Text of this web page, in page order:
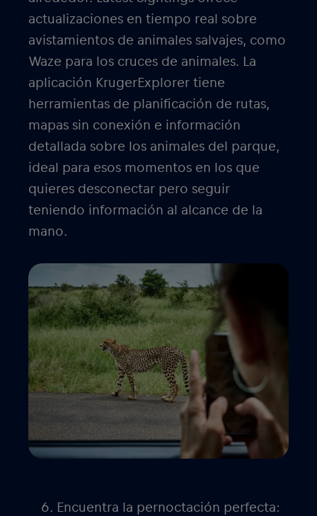
actualizaciones en tiempo real sobre
avistamientos de animales salvajes, como
Waze para los cruces de animales. La
aplicación KrugerExplorer tiene
herramientas de planificación de rutas,
mapas sin conexión e información
detallada sobre los animales del parque,
ideal para esos momentos en los que
quieres desconectar pero seguir
teniendo información al alcance de la
mano.
Encuentra la pernoctación perfecta: